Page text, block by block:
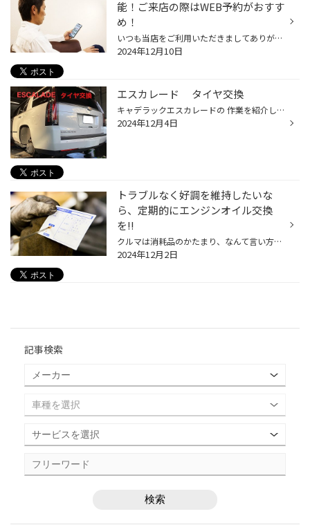
能！ご来店の際はWEB予約がおすす
め！
いつも当店をご利用いただきましてありがとうございます。 当店をご利用いただく際、事前に予約をするために店舗へ電話して、 定休日だったり、営業時間外だったり、営業中のはずなのに電話がつながらない という経験をされた方もいらっしゃるのではないでしょうか。 ご不便、ご迷惑をおかけして申...
2024年12月10日
エスカレード タイヤ交換
キャデラックエスカレードの 作業を紹介します。 エスカレードタイヤ交換 新車から装着している タイヤです。 赤い〇に大きなキズが出来てしまい、 タイヤの溝も少なく、ひび割れあり、 安心・安全の為 ４本新品交換に なりました。 交換したタイヤです。 ２２インチ！！ 新車装着タイヤを準備しま...
2024年12月4日
トラブルなく好調を維持したいな
ら、定期的にエンジンオイル交換
を!!
クルマは消耗品のかたまり、なんて言い方をすることもありますが、愛車のコンディションを維持していく上で定期的に交換が必要なものと言えば、何を思い浮かべますか？ 専門店として一番気になるものと言えばタイヤなんですが、お客さまのなかには「バッテリー上がりでクルマが動かなくなったことが...
2024年12月2日
記事検索